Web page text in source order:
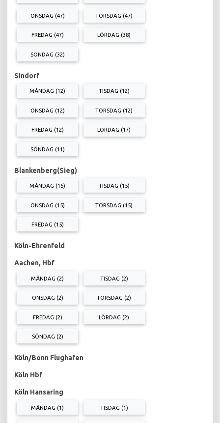
ONSDAG (47) TORSDAG (47)
FREDAG (47) LÖRDAG (38)
SÖNDAG (32)
Sindorf
MÅNDAG (12) TISDAG (12)
ONSDAG (12) TORSDAG (12)
FREDAG (12) LÖRDAG (17)
SÖNDAG (11)
Blankenberg(Sieg)
MÅNDAG (15) TISDAG (15)
ONSDAG (15) TORSDAG (15)
FREDAG (15)
Köln-Ehrenfeld
Aachen, Hbf
MÅNDAG (2) TISDAG (2)
ONSDAG (2) TORSDAG (2)
FREDAG (2) LÖRDAG (2)
SÖNDAG (2)
Köln/Bonn Flughafen
Köln Hbf
Köln Hansaring
MÅNDAG (1) TISDAG (1)